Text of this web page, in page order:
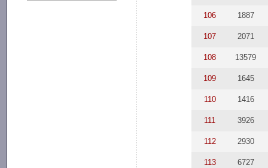
106 1887
107 2071
108 13579
109 1645
110 1416
111 3926
112 2930
113 6727